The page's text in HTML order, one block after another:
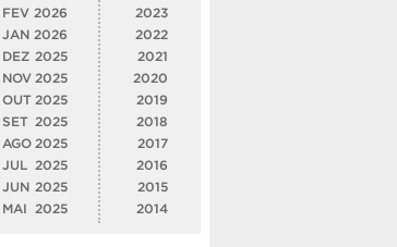
FEV 2026
JAN 2026
DEZ 2025
NOV 2025
OUT 2025
SET 2025
AGO 2025
JUL
2025
JUN 2025
MAI
2025
2023
2022
2021
2020
2019
2018
2017
2016
2015
2014